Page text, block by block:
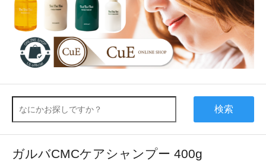
検索
ガルバCMCケアシャンプー 400g